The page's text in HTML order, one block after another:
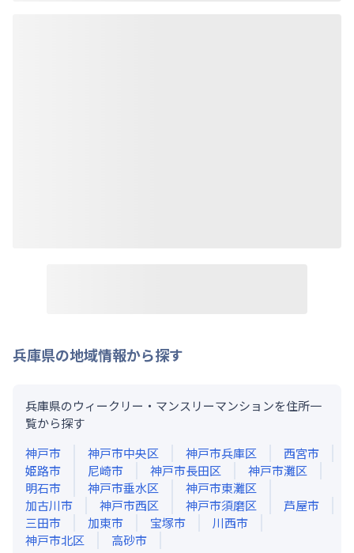
兵庫県の地域情報から探す
兵庫県のウィークリー・マンスリーマンションを住所一
覧から探す
神戸市
神戸市中央区 神戸市兵庫区
西宮市
姫路市
尼崎市 神戸市長田区
神戸市灘区
明石市
神戸市垂水区
神戸市東灘区
加古川市
神戸市西区 神戸市須磨区
芦屋市
三田市
加東市 宝塚市
川西市
神戸市北区
高砂市